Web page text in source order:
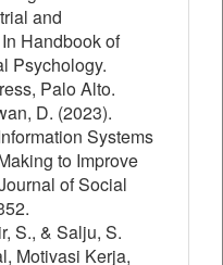
and
Handbook of
Psychology.
Palo Alto.
D. (2023).
Systems
to Improve
of Social
S., & Salju, S.
Motivasi Kerja,